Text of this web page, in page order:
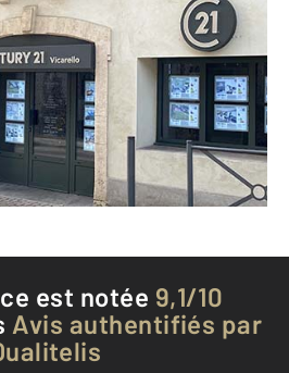
21 Vicarello
Jean Jaurès
LE LEZ - 34170
Envoyer un message
à l'agence
est notée 9,1/10
Avis authentifiés par